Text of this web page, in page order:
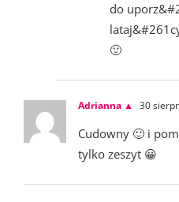
do
🙂
Adrianna ▲ 30
Cudowny 🙂 i
tylko zeszyt 😀